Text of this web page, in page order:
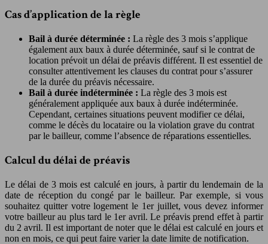
Cas d’application de la règle
Bail à durée déterminée : La règle des 3 mois s’applique
également aux baux à durée déterminée, sauf si le contrat de
location prévoit un délai de préavis différent. Il est essentiel de
consulter attentivement les clauses du contrat pour s’assurer
de la durée du préavis nécessaire.
Bail à durée indéterminée : La règle des 3 mois est
généralement appliquée aux baux à durée indéterminée.
Cependant, certaines situations peuvent modifier ce délai,
comme le décès du locataire ou la violation grave du contrat
par le bailleur, comme l’absence de réparations essentielles.
Calcul du délai de préavis
Le délai de 3 mois est calculé en jours, à partir du lendemain de la
date de réception du congé par le bailleur. Par exemple, si vous
souhaitez quitter votre logement le 1er juillet, vous devez informer
votre bailleur au plus tard le 1er avril. Le préavis prend effet à partir
du 2 avril. Il est important de noter que le délai est calculé en jours et
non en mois, ce qui peut faire varier la date limite de notification.